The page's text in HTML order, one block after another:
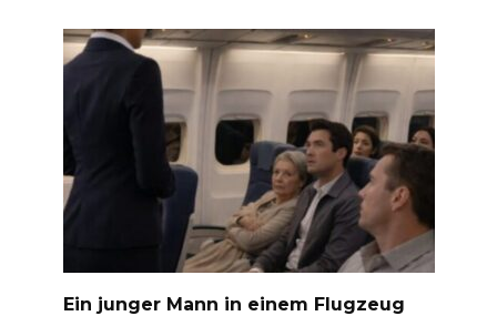
Ein junger Mann in einem Flugzeug